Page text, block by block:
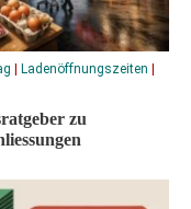
| Ladenöffnungszeiten |
zu